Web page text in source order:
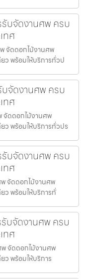
บจัดงานศพ ครบ
ทศ
จัดดอกไม้งานศพ
ว พร้อมให้บริการทั่วป
จัดงานศพ ครบ
ทศ
จัดดอกไม้งานศพ
ว พร้อมให้บริการทั่วปร
รับจัดงานศพ ครบ
ทศ
พ จัดดอกไม้งานศพ
ว พร้อมให้บริการทั่
บจัดงานศพ ครบ
ทศ
พ จัดดอกไม้งานศพ
ว พร้อมให้บริการ